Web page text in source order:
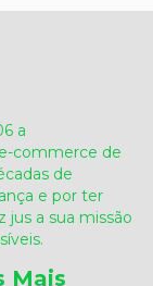
a
commerce de
de
e por ter
jus a sua missão
Mais